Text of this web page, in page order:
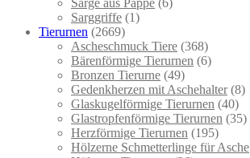
Särge aus Pappe (6)
Sarggriffe (1)
Tierurnen (2669)
Ascheschmuck Tiere (368)
Bärenförmige Tierurnen (6)
Bronzen Tierurne (49)
Gedenkherzen mit Aschehalter (8)
Glaskugelförmige Tierurnen (40)
Glastropfenförmige Tierurnen (35)
Herzförmige Tierurnen (195)
Hölzerne Schmetterlinge für Asche